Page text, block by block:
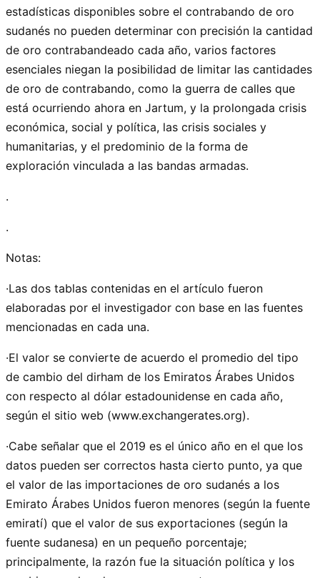
estadísticas disponibles sobre el contrabando de oro
sudanés no pueden determinar con precisión la cantidad
de oro contrabandeado cada año, varios factores
esenciales niegan la posibilidad de limitar las cantidades
de oro de contrabando, como la guerra de calles que
está ocurriendo ahora en Jartum, y la prolongada crisis
económica, social y política, las crisis sociales y
humanitarias, y el predominio de la forma de
exploración vinculada a las bandas armadas.
.
.
Notas:
·Las dos tablas contenidas en el artículo fueron
elaboradas por el investigador con base en las fuentes
mencionadas en cada una.
·El valor se convierte de acuerdo el promedio del tipo
de cambio del dirham de los Emiratos Árabes Unidos
con respecto al dólar estadounidense en cada año,
según el sitio web (www.exchangerates.org).
·Cabe señalar que el 2019 es el único año en el que los
datos pueden ser correctos hasta cierto punto, ya que
el valor de las importaciones de oro sudanés a los
Emirato Árabes Unidos fueron menores (según la fuente
emiratí) que el valor de sus exportaciones (según la
fuente sudanesa) en un pequeño porcentaje;
principalmente, la razón fue la situación política y los